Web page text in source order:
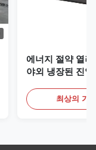
에너지 절약 열
야외 냉장된 진열
최상의 가